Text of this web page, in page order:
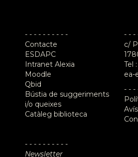
- - - - - - - - - -
Contacte
ESDAPC
Intranet Alexia
Moodle
Qbid
Bústia de suggeriments
i/o queixes
Catàleg biblioteca
- - - - - - - - - -
Newsletter
- - -
c/
Tel :
ea-
- - -